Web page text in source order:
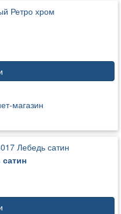
магазин